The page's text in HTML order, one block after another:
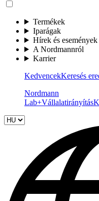
Termékek
Iparágak
Hírek és események
A Nordmannról
Karrier
KedvencekKeresés
Nordmann
Lab+Vállalatirányítás